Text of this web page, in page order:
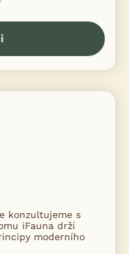
konzultujeme s
iFauna drží
moderního